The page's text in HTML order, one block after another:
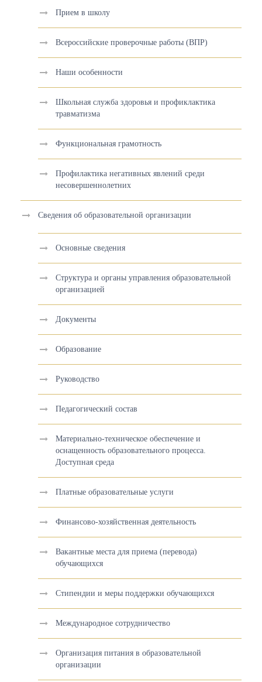
Прием в школу
Всероссийские проверочные работы (ВПР)
Наши особенности
Школьная служба здоровья и профиклактика
травматизма
Функциональная грамотность
Профилактика негативных явлений среди
несовершеннолетних
Сведения об образовательной организации
Основные сведения
Структура и органы управления образовательной
организацией
Документы
Образование
Руководство
Педагогический состав
Материально-техническое обеспечение и
оснащенность образовательного процесса.
Доступная среда
Платные образовательные услуги
Финансово-хозяйственная деятельность
Вакантные места для приема (перевода)
обучающихся
Стипендии и меры поддержки обучающихся
Международное сотрудничество
Организация питания в образовательной
организации